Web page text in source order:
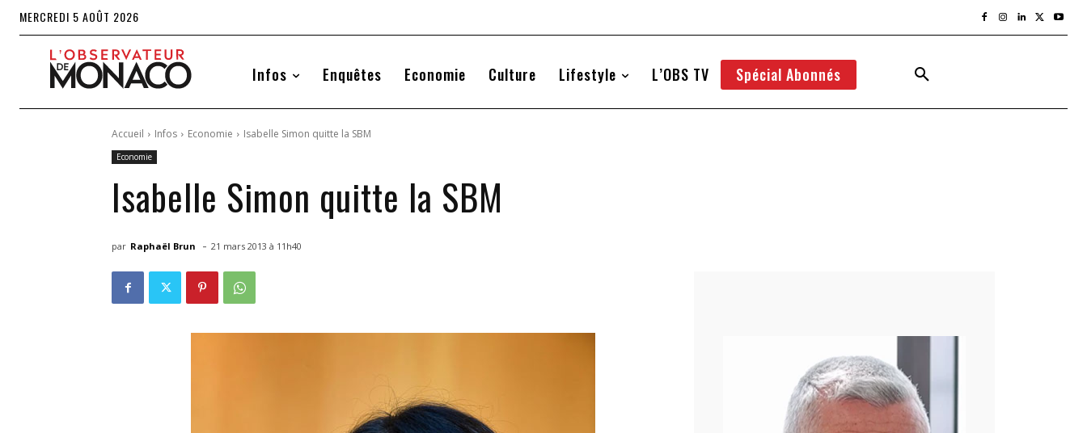
MERCREDI 5 AOÛT 2026
Infos Enquêtes Economie Culture Lifestyle L’OBS TV Spécial Abonnés
Accueil Infos Economie Isabelle Simon quitte la SBM
Economie
Isabelle Simon quitte la SBM
par Raphaël Brun - 21 mars 2013 à 11h40